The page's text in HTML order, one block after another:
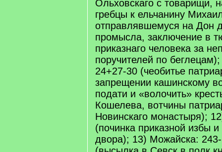
Ольховскаго с товарищи,
гребцы к ельчанину
отправлявшемуся на Дон
промысла, заключение в
приказнаго человека за
поручителей по
24+27-30 (чеобитье
запрещении кашинскому
подати и «волочить»
Кошелева, вотчины
Новинскаго монастыря);
(починка приказной избы и
двора); 13) Можайска: